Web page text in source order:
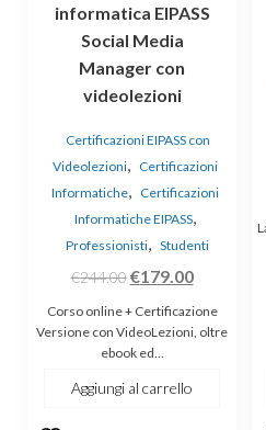
informatica EIPASS
Social Media
Manager con
videolezioni
Certificazioni EIPASS con
Videolezioni, Certificazioni
Informatiche, Certificazioni
Informatiche EIPASS,
Professionisti, Studenti
€244.00 Il
prezzo
originale
era:
€244.00.
€179.00Il
prezzo
attuale
Corso online + Certificazione
Versione con VideoLezioni, oltre
ebook ed…
Aggiungi al carrello